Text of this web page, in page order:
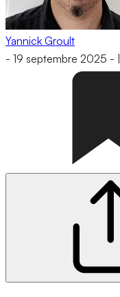
Yannick Groult
- 19 septembre 2025 -